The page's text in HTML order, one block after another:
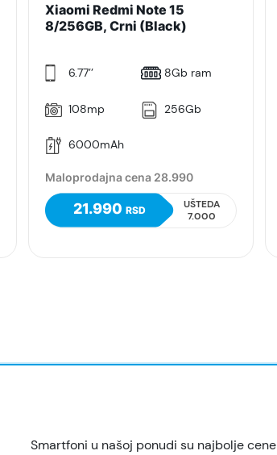
Xiaomi Redmi Note 15
8/256GB, Crni (Black)
6.77’’ 8Gb ram
108mp 256Gb
6000mAh
Maloprodajna cena 28.990
21.990RSD
UŠTEDA
7.000
Smartfoni u našoj ponudi su najbolje